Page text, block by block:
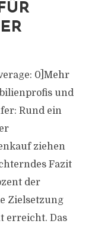
0]Mehr
und
Rund ein
ziehen
Fazit
der
Zielsetzung
erreicht. Das